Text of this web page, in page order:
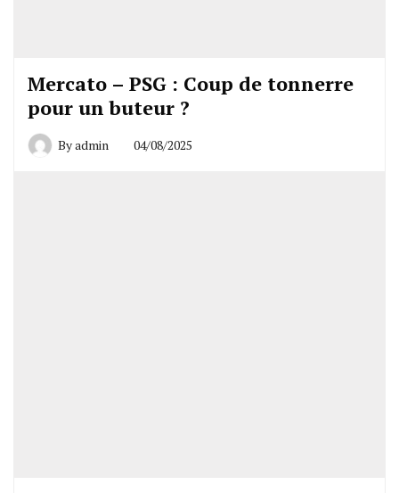
Mercato – PSG : Coup de tonnerre
pour un buteur ?
Byadmin 04/08/2025